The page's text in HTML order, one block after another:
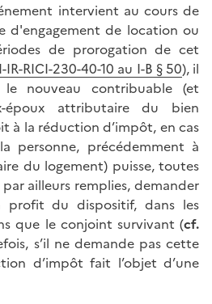
intervient au cours de
d'engagement de location ou
de prorogation de cet
IR-RICI-230-40-10 au I-B § 50), il
nouveau contribuable (et
époux attributaire du bien
à la réduction d’impôt, en cas
personne, précédemment à
du logement) puisse, toutes
ailleurs remplies, demander
profit du dispositif, dans les
que le conjoint survivant (cf.
s’il ne demande pas cette
d’impôt fait l’objet d’une